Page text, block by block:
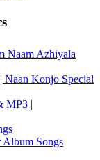
Azhiyala
Konjo Special
MP3 |
Album Songs